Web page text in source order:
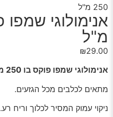
250 מ"ל
מ"ל
₪29.00
אנימולוגי שמפו פוקס בו 250 מ"ל
מתאים לכלבים מכל הגזעים.
ניקוי עמוק המסיר לכלוך וריח רע.